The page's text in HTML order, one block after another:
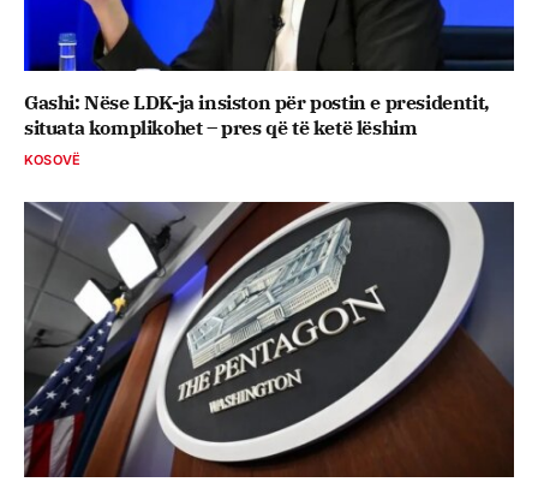
Gashi: Nëse LDK-ja insiston për postin e presidentit,
situata komplikohet – pres që të ketë lëshim
KOSOVË